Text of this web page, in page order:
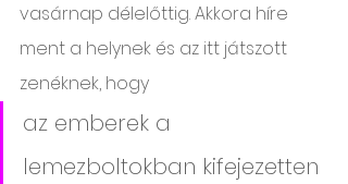
vasárnap délelőttig. Akkora híre
ment a helynek és az itt játszott
zenéknek, hogy
az emberek a
lemezboltokban kifejezetten